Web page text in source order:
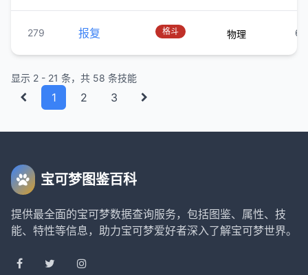
279 报复 格斗 物理 60
显示 2 - 21 条，共 58 条技能
1 2 3
宝可梦图鉴百科
提供最全面的宝可梦数据查询服务，包括图鉴、属性、技
能、特性等信息，助力宝可梦爱好者深入了解宝可梦世界。